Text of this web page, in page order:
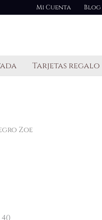
Mi Cuenta Blog
Tarjetas regalo
Zoe